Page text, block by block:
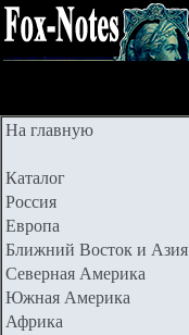
На главную
Каталог
Россия
Европа
Ближний Восток и Азия
Северная Америка
Южная Америка
Африка